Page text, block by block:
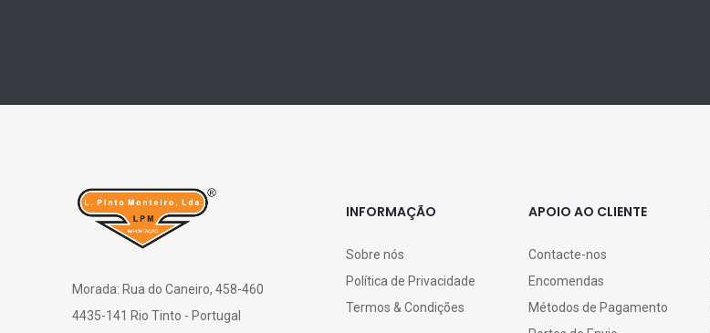
Morada: Rua do Caneiro, 458-460
4435-141 Rio Tinto - Portugal
INFORMAÇÃO
Sobre nós
Política de Privacidade
Termos & Condições
APOIO AO CLIENTE
Contacte-nos
Encomendas
Métodos de Pagamento